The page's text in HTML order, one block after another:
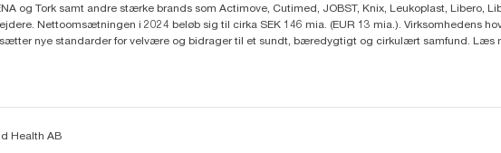
og Tork samt andre stærke brands som Actimove, Cutimed, JOBST, Knix, Leukoplast, Libero,
Nettoomsætningen i 2024 beløb sig til cirka SEK 146 mia. (EUR 13 mia.). Virksomhedens
nye standarder for velvære og bidrager til et sundt, bæredygtigt og cirkulært samfund. Læs
Health AB